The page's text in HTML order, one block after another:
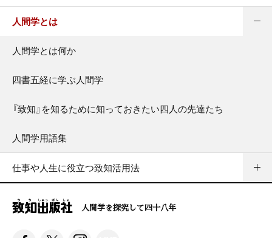
人間学とは
人間学とは何か
四書五経に学ぶ人間学
『致知』を知るために知っておきたい四人の先達たち
人間学用語集
仕事や人生に役立つ致知活用法
人間学を探究して四十八年